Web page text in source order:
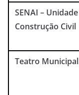
SENAI – Unidade
Construção Civil
Teatro Municipal